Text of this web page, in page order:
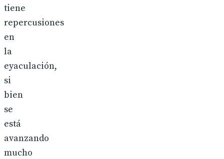
tiene
repercusiones
en
la
eyaculación,
si
bien
se
está
avanzando
mucho